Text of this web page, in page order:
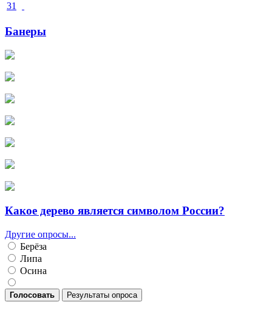
31
Банеры
Какое дерево является символом России?
Другие опросы...
Берёза
Липа
Осина
Голосовать Результаты опроса